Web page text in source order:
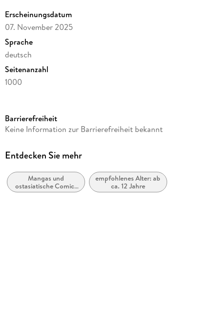
Erscheinungsdatum
07. November 2025
Sprache
deutsch
Seitenanzahl
1000
Reihe
Autor/Autorin
Übersetzung
Markus Lange
Barrierefreiheit
Keine Information zur Barrierefreiheit bekannt
Entdecken Sie mehr
Mangas und
ostasiatische Comic-
Stile bzw. -Traditionen
empfohlenes Alter: ab
ca. 12 Jahre